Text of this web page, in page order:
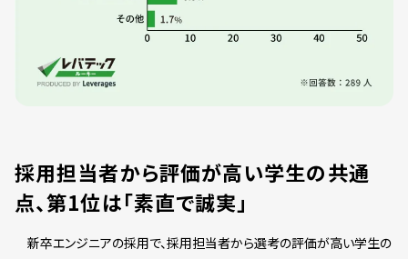
採用担当者から評価が高い学生の共通
点、第1位は「素直で誠実」
新卒エンジニアの採用で、採用担当者から選考の評価が高い学生の